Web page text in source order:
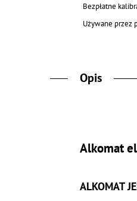
Bezpłatne
Używane przez
Opis
Alkomat
ALKOMAT